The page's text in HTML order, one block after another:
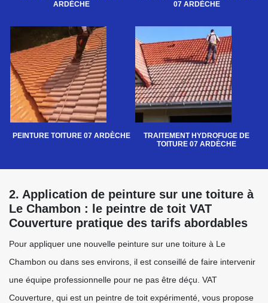
ARDÈCHE
07 ARDÈCHE
PEINTURE TOITURE 07 ARDÈCHE
TRAITEMENT HYDROFUGE DE
TOITURE 07 ARDÈCHE
2. Application de peinture sur une toiture à
Le Chambon : le peintre de toit VAT
Couverture pratique des tarifs abordables
Pour appliquer une nouvelle peinture sur une toiture à Le
Chambon ou dans ses environs, il est conseillé de faire intervenir
une équipe professionnelle pour ne pas être déçu. VAT
Couverture, qui est un peintre de toit expérimenté, vous propose